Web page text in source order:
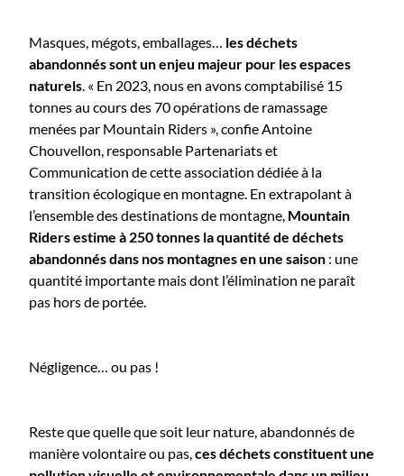
Masques, mégots, emballages… les déchets
abandonnés sont un enjeu majeur pour les espaces
naturels . « En 2023, nous en avons comptabilisé 15
tonnes au cours des 70 opérations de ramassage
menées par Mountain Riders », confie Antoine
Chouvellon, responsable Partenariats et
Communication de cette association dédiée à la
transition écologique en montagne. En extrapolant à
l’ensemble des destinations de montagne, Mountain
Riders estime à 250 tonnes la quantité de déchets
abandonnés dans nos montagnes en une saison : une
quantité importante mais dont l’élimination ne paraît
pas hors de portée.
Négligence… ou pas !
Reste que quelle que soit leur nature, abandonnés de
manière volontaire ou pas, ces déchets constituent une